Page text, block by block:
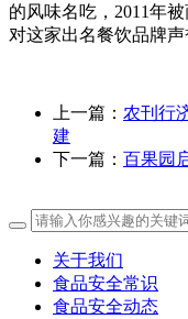
的风味名吃，2011年
对这家出名餐饮品牌声
上一篇： 农刊行
建
下一篇： 百果园
关于我们
食品安全常识
食品安全动态